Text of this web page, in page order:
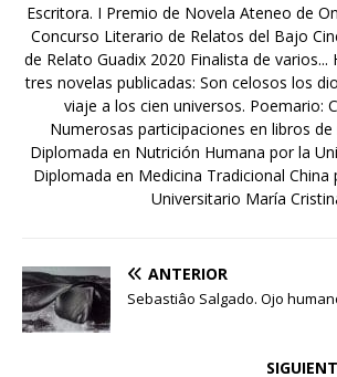
Escritora. I Premio de Novela Ateneo de
Concurso Literario de Relatos del Bajo
de Relato Guadix 2020 Finalista de
tres novelas publicadas: Son celosos los
viaje a los cien universos. Poemario:
Numerosas participaciones en libros
Diplomada en Nutrición Humana por la
Diplomada en Medicina Tradicional China
Universitario María
ANTERIOR
Sebastiâo Salgado. Ojo